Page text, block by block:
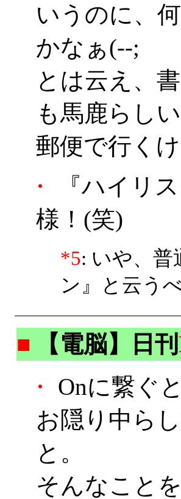
いうのに、
かなぁ(--;
とは云え、
も馬鹿らし
郵便で行くけ
・
『ハイリ
様！(笑)
*5: いや、
ン』と云う
■ 【電脳】日刊
・
Onに繋ぐと
お隠り中ら
と。
そんなこと